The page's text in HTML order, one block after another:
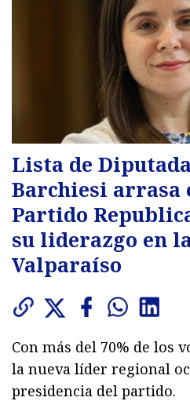
Lista de
Barchiesi arrasa
Partido
su liderazgo en
Valparaíso
Con más del 70% de los
la nueva líder regional
presidencia del partido.